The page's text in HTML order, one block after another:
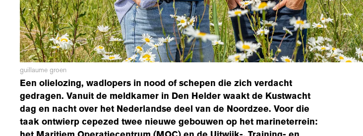
guillaume groen
Een olielozing, wadlopers in nood of schepen die zich verdacht
gedragen. Vanuit de meldkamer in Den Helder waakt de Kustwacht
dag en nacht over het Nederlandse deel van de Noordzee. Voor die
taak ontwierp cepezed twee nieuwe gebouwen op het marineterrein: